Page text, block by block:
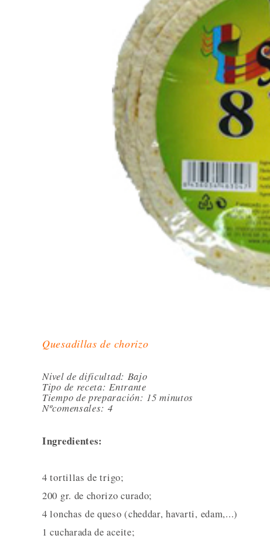
Quesadillas de chorizo
Nivel de dificultad: Bajo
Tipo de receta: Entrante
Tiempo de preparación: 15 minutos
Nºcomensales: 4
Ingredientes:
4 tortillas de trigo;
200 gr. de chorizo curado;
4 lonchas de queso (cheddar, havarti, edam,...)
1 cucharada de aceite;